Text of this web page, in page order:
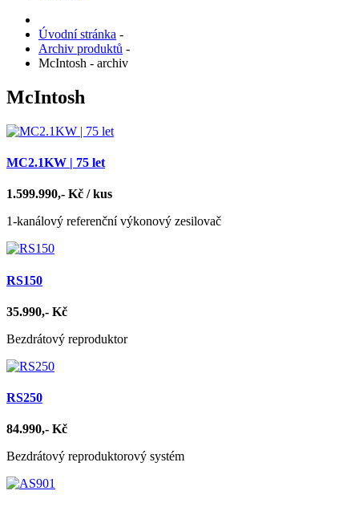
Úvodní stránka -
Archiv produktů -
McIntosh - archiv
McIntosh
MC2.1KW | 75 let
1.599.990,- Kč / kus
1-kanálový referenční výkonový zesilovač
RS150
35.990,- Kč
Bezdrátový reproduktor
RS250
84.990,- Kč
Bezdrátový reproduktorový systém